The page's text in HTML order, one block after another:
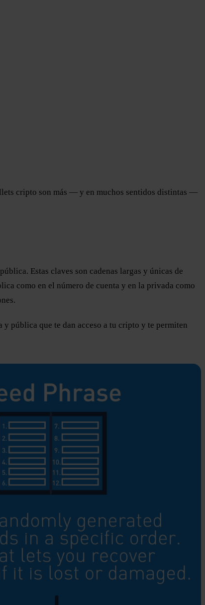
cripto son más — y en muchos sentidos distintas —
Estas claves son cadenas largas y únicas de
como en el número de cuenta y en la privada como
pública que te dan acceso a tu cripto y te permiten